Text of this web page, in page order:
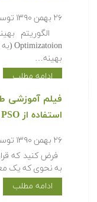
۲۶ بهمن ۱۳۹۰
بهینه…
ادامه مطلب
استفاده از PSO (به زبان فارسی)
۲۶ بهمن ۱۳۹۰
فرض کنید که
به نحوی که یک
ادامه مطلب